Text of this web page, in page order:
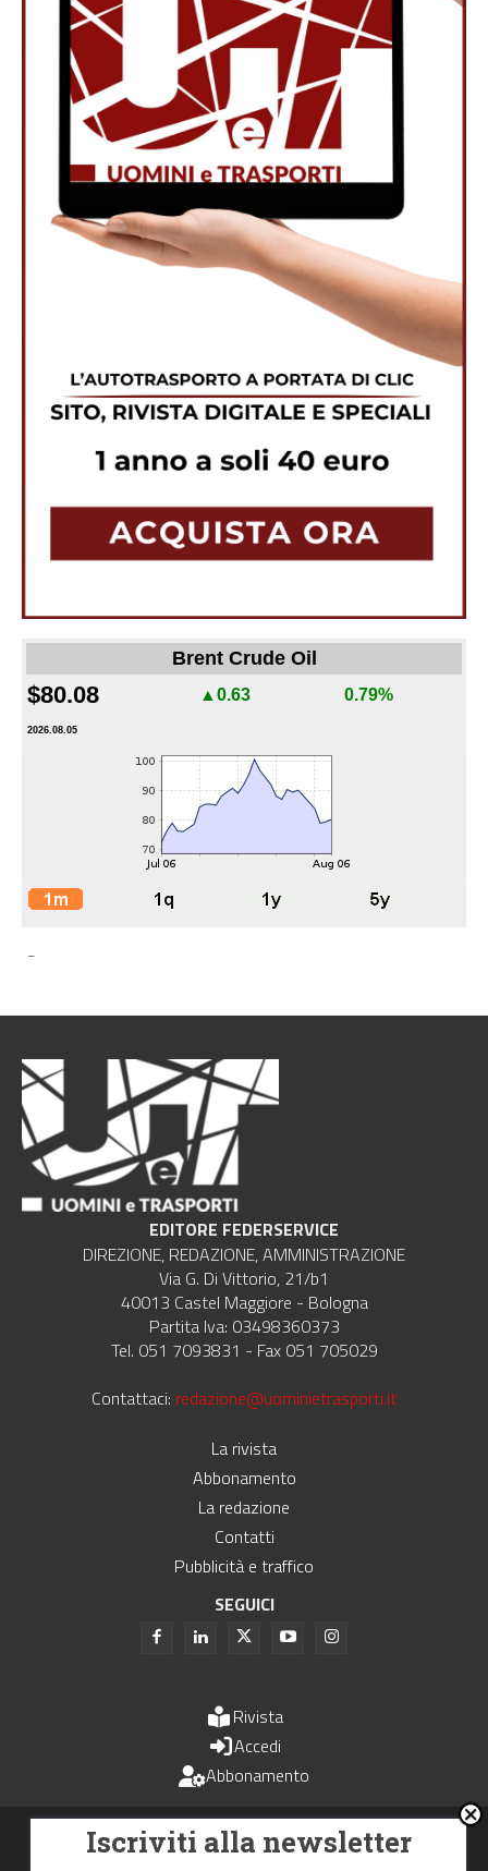
Brent Crude Oil
$80.08 ▲0.63 0.79%
2026.08.05
-
EDITORE FEDERSERVICE
DIREZIONE, REDAZIONE, AMMINISTRAZIONE
Via G. Di Vittorio, 21/b1
40013 Castel Maggiore - Bologna
Partita Iva: 03498360373
Tel. 051 7093831 - Fax 051 705029
Contattaci: redazione@uominietrasporti.it
La rivista
Abbonamento
La redazione
Contatti
Pubblicità e traffico
SEGUICI
Rivista
Accedi
Abbonamento
Uomini e Trasporti è un periodico associato all'Unione Stampa
Periodica Italiana - USPI
Iscriviti alla newsletter